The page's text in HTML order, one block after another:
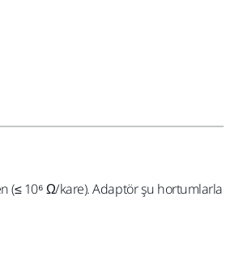
(≤ 10⁶ Ω/kare). Adaptör şu hortumlarla